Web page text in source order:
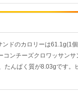
ンドのカロリーは61.1g(1
コンチーズクロワッサン
たんぱく質が8.03gです